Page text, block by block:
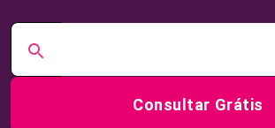
Consultar Grátis